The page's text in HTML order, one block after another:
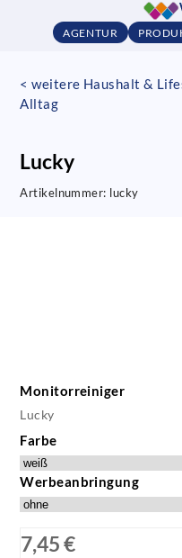
AGENTUR
< weitere Haushalt &
Alltag
Lucky
Artikelnummer: lucky
Monitorreiniger
Lucky
Farbe
Werbeanbringung
7,45 €